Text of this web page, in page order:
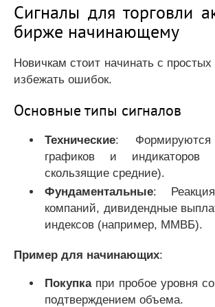
Сигналы для торговли
бирже начинающему
Новичкам стоит начинать с
избежать ошибок.
Основные типы сигналов
Технические:
графиков и индикаторов
скользящие средние).
Фундаментальные:
компаний, дивидендные
индексов (например, ММВБ).
Пример для начинающих:
Покупкапри пробое уровня
подтверждением объема.